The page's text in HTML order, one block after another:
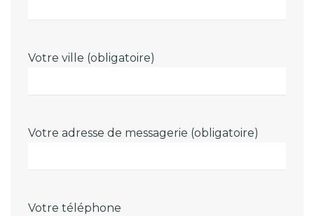
Votre ville (obligatoire)
Votre adresse de messagerie (obligatoire)
Votre téléphone